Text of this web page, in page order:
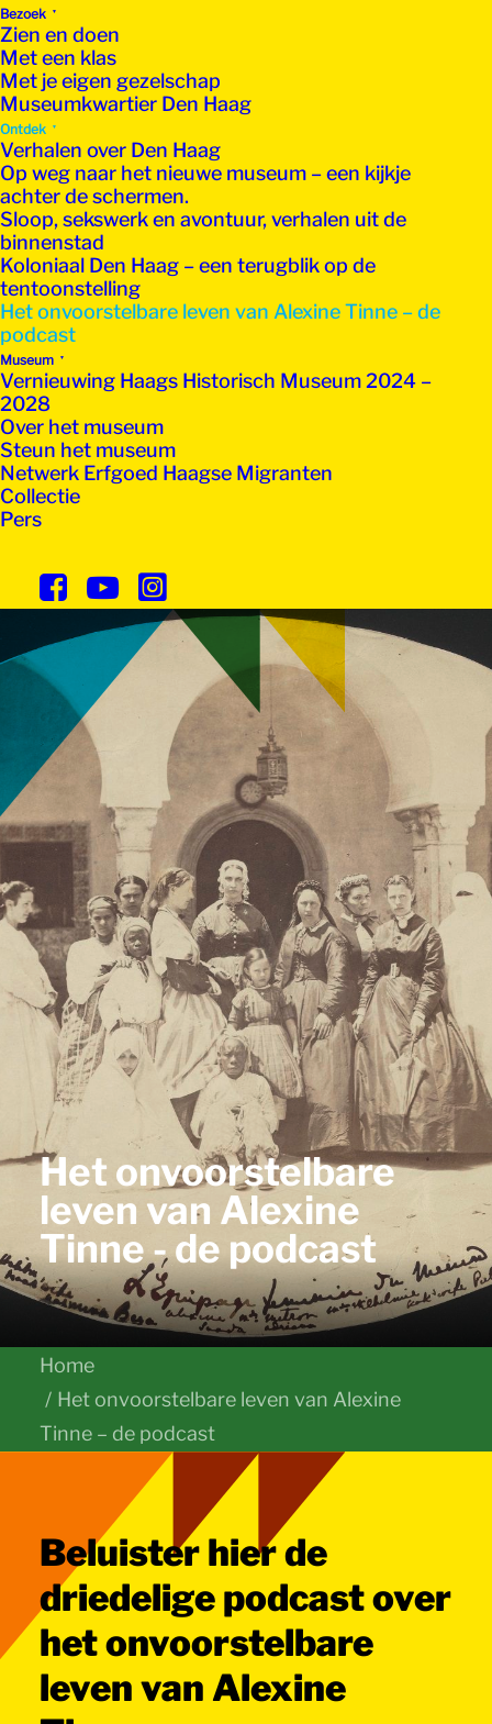
Bezoek
Zien en doen
Met een klas
Met je eigen gezelschap
Museumkwartier Den Haag
Ontdek
Verhalen over Den Haag
Op weg naar het nieuwe museum – een kijkje
achter de schermen.
Sloop, sekswerk en avontuur, verhalen uit de
binnenstad
Koloniaal Den Haag – een terugblik op de
tentoonstelling
Het onvoorstelbare leven van Alexine Tinne – de
podcast
Museum
Vernieuwing Haags Historisch Museum 2024 –
2028
Over het museum
Steun het museum
Netwerk Erfgoed Haagse Migranten
Collectie
Pers
Het onvoorstelbare
leven van Alexine
Tinne - de podcast
Home
Het onvoorstelbare leven van Alexine
Tinne – de podcast
Beluister hier de
driedelige podcast over
het onvoorstelbare
leven van Alexine